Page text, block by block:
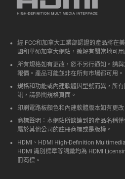
經 FCC和加拿大工業部認證的產品將在
國和華碩加拿大網站，瞭解有關當地可用
所有規格如有更改，恕不另行通知。請
報價。產品可能並非在所有市場都可用。
規格和功能或內建軟體因型號而異，所
訊，請參閱規格頁面。
印刷電路板顏色和內建軟體版本如有更改
商標聲明：本網站所談論到的產品名稱
屬於其他公司的註冊商標或是版權。
HDMI、HDMI High-Definition
HDMI 識別標章等詞彙均為 HDMI
冊商標。